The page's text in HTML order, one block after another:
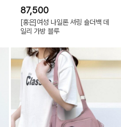
87,500
[홍은]여성 나일론 셔링 숄더백 데
일리 가방 블루